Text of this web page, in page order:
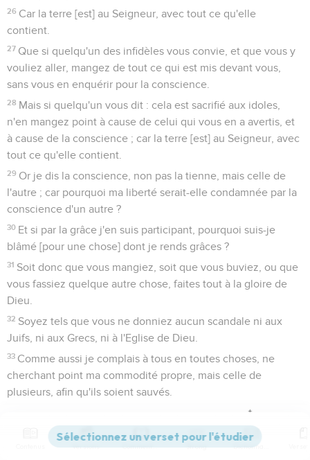
26 Car la terre [est] au Seigneur, avec tout ce qu'elle
contient.
27 Que si quelqu'un des infidèles vous convie, et que vous y
vouliez aller, mangez de tout ce qui est mis devant vous,
sans vous en enquérir pour la conscience.
28 Mais si quelqu'un vous dit : cela est sacrifié aux idoles,
n'en mangez point à cause de celui qui vous en a avertis, et
à cause de la conscience ; car la terre [est] au Seigneur, avec
tout ce qu'elle contient.
29 Or je dis la conscience, non pas la tienne, mais celle de
l'autre ; car pourquoi ma liberté serait-elle condamnée par la
conscience d'un autre ?
30 Et si par la grâce j'en suis participant, pourquoi suis-je
blâmé [pour une chose] dont je rends grâces ?
31 Soit donc que vous mangiez, soit que vous buviez, ou que
vous fassiez quelque autre chose, faites tout à la gloire de
Dieu.
32 Soyez tels que vous ne donniez aucun scandale ni aux
Juifs, ni aux Grecs, ni à l'Eglise de Dieu.
33 Comme aussi je complais à tous en toutes choses, ne
cherchant point ma commodité propre, mais celle de
plusieurs, afin qu'ils soient sauvés.
Versions Commentaires Strong